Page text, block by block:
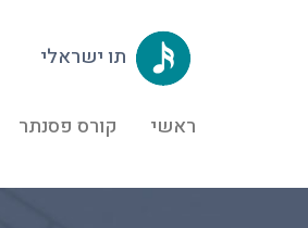
תו ישראלי
ראשי קורס פסנתר